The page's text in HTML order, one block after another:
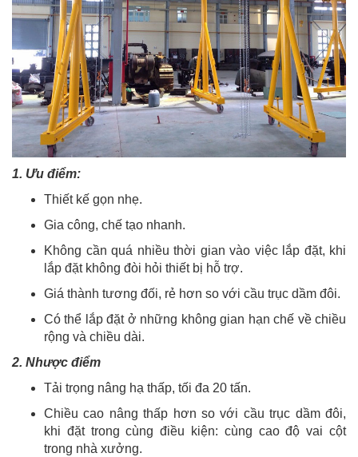
1. Ưu điểm:
Thiết kế gọn nhẹ.
Gia công, chế tạo nhanh.
Không cần quá nhiều thời gian vào việc lắp đặt, khi
lắp đặt không đòi hỏi thiết bị hỗ trợ.
Giá thành tương đối, rẻ hơn so với cầu trục dầm đôi.
Có thể lắp đặt ở những không gian hạn chế về chiều
rộng và chiều dài.
2. Nhược điểm
Tải trọng nâng hạ thấp, tối đa 20 tấn.
Chiều cao nâng thấp hơn so với cầu trục dầm đôi,
khi đặt trong cùng điều kiện: cùng cao độ vai cột
trong nhà xưởng.